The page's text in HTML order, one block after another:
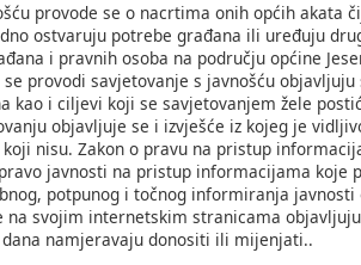
provode se o nacrtima onih općih akata
ostvaruju potrebe građana ili uređuju
i pravnih osoba na području općine
provodi savjetovanje s javnošću objavljuju
kao i ciljevi koji se savjetovanjem žele
objavljuje se i izvješće iz kojeg je
nisu. Zakon o pravu na pristup
javnosti na pristup informacijama koje
potpunog i točnog informiranja
na svojim internetskim stranicama
namjeravaju donositi ili mijenjati..